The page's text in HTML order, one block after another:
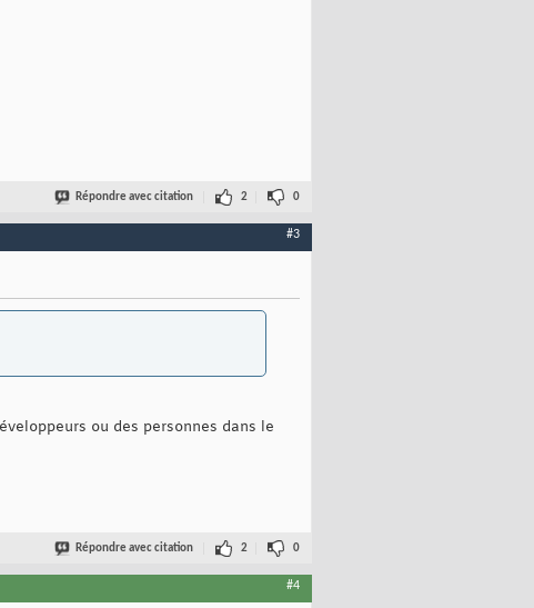
Répondre avec citation 2 0
#3
ou des personnes dans le
Répondre avec citation 2 0
#4